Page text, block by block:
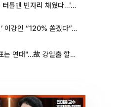
'불명' 문세윤, 故 터틀맨 빈자리 채웠다…'거북이' 눈물의 최종 우승
AT마드리드 ‘7번’ 이강인 “120% 쏟겠다”⋯시메오네 감독 “필요한 선수”
추미애 "우리 목표는 연대"…故 강일출 할머니 흉상 제막